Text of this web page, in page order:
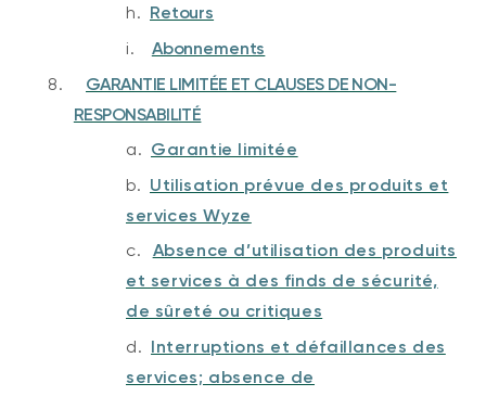
h. Retours
i.
Abonnements
8.
GARANTIE LIMITÉE ET CLAUSES DE NON-
RESPONSABILITÉ
a. Garantie limitée
b. Utilisation prévue des produits et
services Wyze
c.
Absence d’utilisation des produits
et services à des finds de sécurité,
de sûreté ou critiques
d. Interruptions et défaillances des
services; absence de